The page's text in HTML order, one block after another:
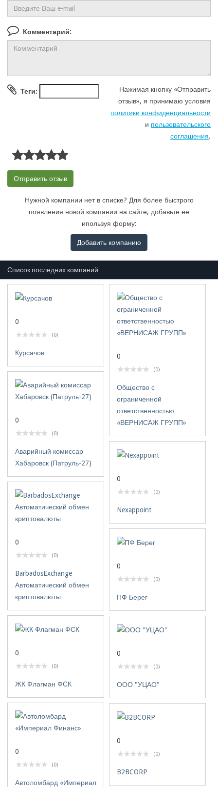
Комментарий:
Нажимая кнопку «Отправить
отзыв», я принимаю условия
политики конфиденциальности
и пользовательского
соглашения.
Теги:
Нужной компании нет в списке? Для более быстрого
появления новой компании на сайте, добавьте ее
ипользуя форму:
Добавить компанию
Список последних компаний
0
(0)
Курсачов 0
(0)
Общество с
ограниченной
ответственностью
«ВЕРНИСАЖ ГРУПП»
0
(0)
Аварийный комиссар
Хабаровск (Патруль-27)
0
(0)
Nexappoint
0
(0)
BarbadosExchange
Автоматический обмен
криптовалюты
0
(0)
ПФ Берег
0
(0)
ЖК Флагман ФСК
0
(0)
ООО "УЦАО"
0
(0)
Автоломбард «Империал
0
(0)
B2BCORP